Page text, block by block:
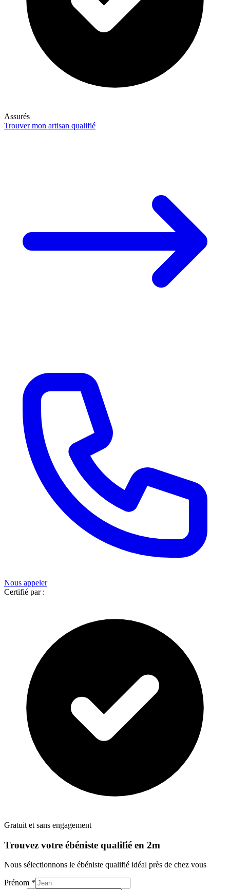
Assurés
Trouver mon artisan qualifié
Nous appeler
Certifié par :
Gratuit et sans engagement
Trouvez votre ébéniste qualifié en 2m
Nous sélectionnons le ébéniste qualifié idéal près de chez vous
Prénom *